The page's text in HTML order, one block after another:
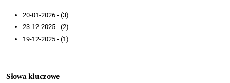
20-01-2026 - (3)
23-12-2025 - (2)
19-12-2025 - (1)
Słowa kluczowe